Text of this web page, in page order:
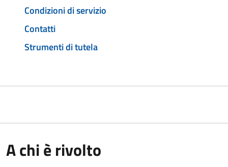
Condizioni di servizio
Contatti
Strumenti di tutela
A chi è rivolto